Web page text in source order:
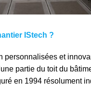
IStech ?
et
partie du toit du
en 1994 résolument